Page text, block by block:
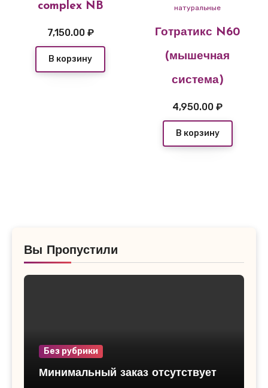
complex NB
7,150.00 ₽
В корзину
натуральные
Готратикс N60
(мышечная
система)
4,950.00₽
В корзину
Вы Пропустили
Без рубрики
Минимальный заказ отсутствует